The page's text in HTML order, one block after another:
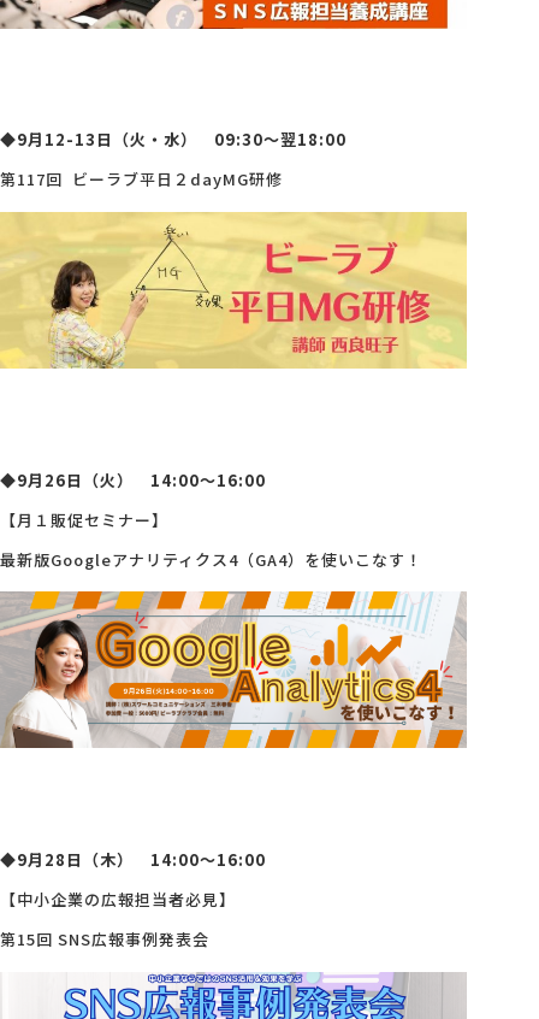
◆9月12-13 日（火・水） 09:30～翌18:00
第117回 ビーラブ平日２dayMG研修
◆9月26日（火） 14:00～16:00
【月１販促セミナー】
最新版Googleアナリティクス4（GA4）を使いこなす！
◆9月28 日（木） 14:00～16:00
【中小企業の広報担当者必見】
第15回 SNS広報事例発表会